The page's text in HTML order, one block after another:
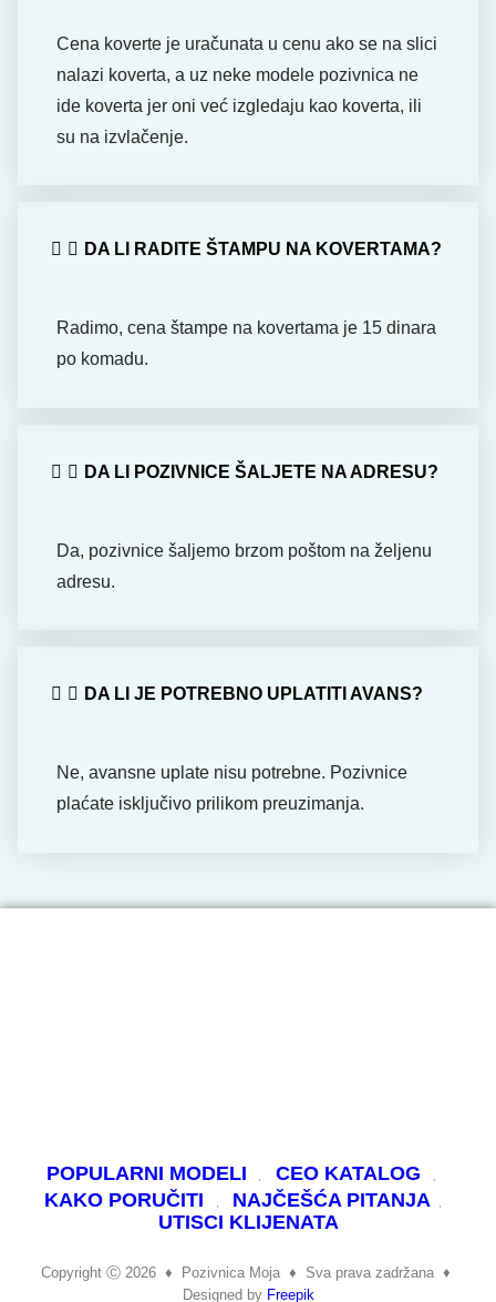
Cena koverte je uračunata u cenu ako se na slici
nalazi koverta, a uz neke modele pozivnica ne
ide koverta jer oni već izgledaju kao koverta, ili
su na izvlačenje.
DA LI RADITE ŠTAMPU NA KOVERTAMA?
Radimo, cena štampe na kovertama je 15 dinara
po komadu.
DA LI POZIVNICE ŠALJETE NA ADRESU?
Da, pozivnice šaljemo brzom poštom na željenu
adresu.
DA LI JE POTREBNO UPLATITI AVANS?
Ne, avansne uplate nisu potrebne. Pozivnice
plaćate isključivo prilikom preuzimanja.
POPULARNI MODELI
CEO KATALOG
KAKO PORUČITI
NAJČEŠĆA PITANJA
UTISCI KLIJENATA
Copyright Ⓒ 2026 ♦ Pozivnica Moja ♦ Sva prava zadržana ♦
Designed by Freepik